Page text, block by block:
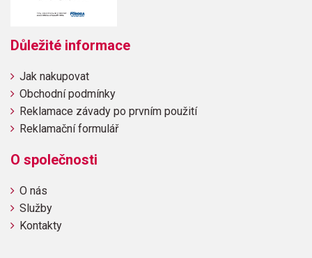
Důležité informace
Jak nakupovat
Obchodní podmínky
Reklamace závady po prvním použití
Reklamační formulář
O společnosti
O nás
Služby
Kontakty